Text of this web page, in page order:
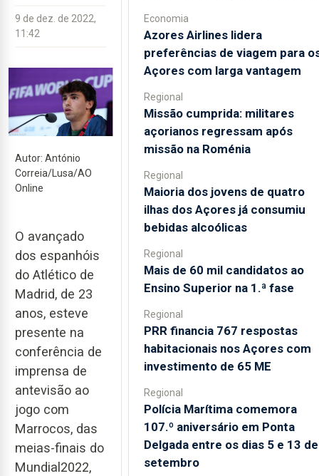
9 de dez. de 2022,
11:42
Autor: António
Correia/Lusa/AO
Online
O avançado
dos espanhóis
do Atlético de
Madrid, de 23
anos, esteve
presente na
conferência de
imprensa de
antevisão ao
jogo com
Marrocos, das
meias-finais do
Mundial2022,
Economia
Azores Airlines lidera
preferências de viagem para
Açores com larga vantagem
Regional
Missão cumprida: militares
açorianos regressam após
missão na Roménia
Regional
Maioria dos jovens de quatro
ilhas dos Açores já consumiu
bebidas alcoólicas
Regional
Mais de 60 mil candidatos ao
Ensino Superior na 1.ª fase
Regional
PRR financia 767 respostas
habitacionais nos Açores com
investimento de 65 ME
Regional
Polícia Marítima comemora
107.º aniversário em Ponta
Delgada entre os dias 5 e 13 de
setembro